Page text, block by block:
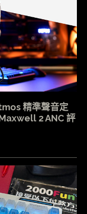
精準聲音定
2 ANC 評